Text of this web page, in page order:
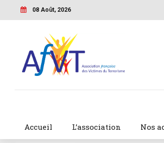
08 Août, 2026
Accueil L’association Nos